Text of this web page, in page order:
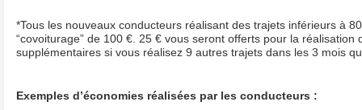
*Tous les nouveaux conducteurs réalisant des trajets inférieurs à
“covoiturage” de 100 €. 25 € vous seront offerts pour la
supplémentaires si vous réalisez 9 autres trajets dans les 3 mois
Exemples d’économies réalisées par les conducteurs :